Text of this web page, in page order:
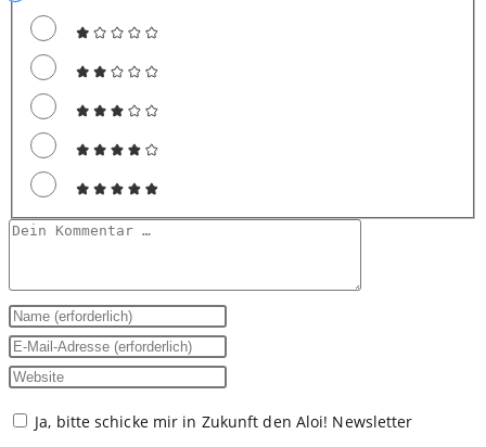
Kommentar
Gib
deinen
Namen
Benutzernamen
Gib
deine
Mail-
Gib
Website-
Ja, bitte schicke mir in Zukunft den Aloi! Newsletter